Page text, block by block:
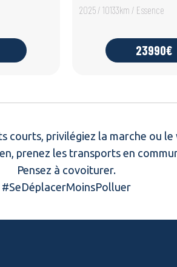
2025 / 10133km / Essence
23990€
courts, privilégiez la marche ou le
prenez les transports en
Pensez à covoiturer.
#SeDéplacerMoinsPolluer